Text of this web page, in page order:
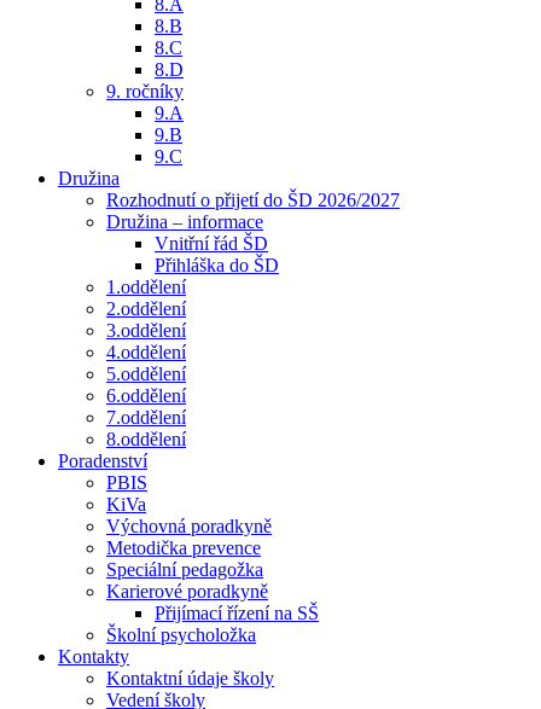
8.A
8.B
8.C
8.D
9. ročníky
9.A
9.B
9.C
Družina
Rozhodnutí o přijetí do ŠD 2026/2027
Družina – informace
Vnitřní řád ŠD
Přihláška do ŠD
1.oddělení
2.oddělení
3.oddělení
4.oddělení
5.oddělení
6.oddělení
7.oddělení
8.oddělení
Poradenství
PBIS
KiVa
Výchovná poradkyně
Metodička prevence
Speciální pedagožka
Karierové poradkyně
Přijímací řízení na SŠ
Školní psycholožka
Kontakty
Kontaktní údaje školy
Vedení školy